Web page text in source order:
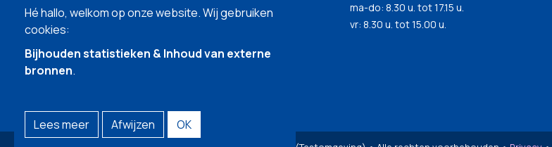
ma-do: 8.30 u. tot 17.15 u.
vr: 8.30 u. tot 15.00 u.
Hé hallo, welkom op onze website. Wij gebruiken
cookies:
Bijhouden statistieken & Inhoud van externe
bronnen.
Lees meer Afwijzen OK